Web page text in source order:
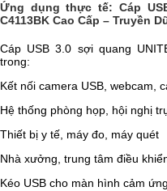
Ứng dụng thực tế: Cáp
C4113BK Cao Cấp – Truyền
Cáp USB 3.0 sợi quang
trong:
Kết nối camera USB, webcam,
Hệ thống phòng họp, hội nghị
Thiết bị y tế, máy đo, máy quét
Nhà xưởng, trung tâm điều
Kéo USB cho màn hình cảm